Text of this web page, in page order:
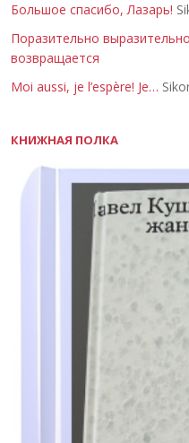
Большое спасибо, Лазарь!
Поразительно
возвращается
Moi aussi, je l’espère! Je…
КНИЖНАЯ ПОЛКА